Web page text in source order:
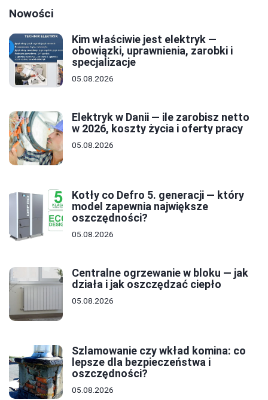
Nowości
Kim właściwie jest elektryk —
obowiązki, uprawnienia, zarobki i
specjalizacje
05.08.2026
Elektryk w Danii — ile zarobisz netto
w 2026, koszty życia i oferty pracy
05.08.2026
Kotły co Defro 5. generacji — który
model zapewnia największe
oszczędności?
05.08.2026
Centralne ogrzewanie w bloku — jak
działa i jak oszczędzać ciepło
05.08.2026
Szlamowanie czy wkład komina: co
lepsze dla bezpieczeństwa i
oszczędności?
05.08.2026